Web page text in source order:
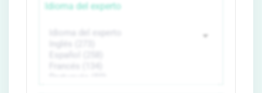
Idioma del experto